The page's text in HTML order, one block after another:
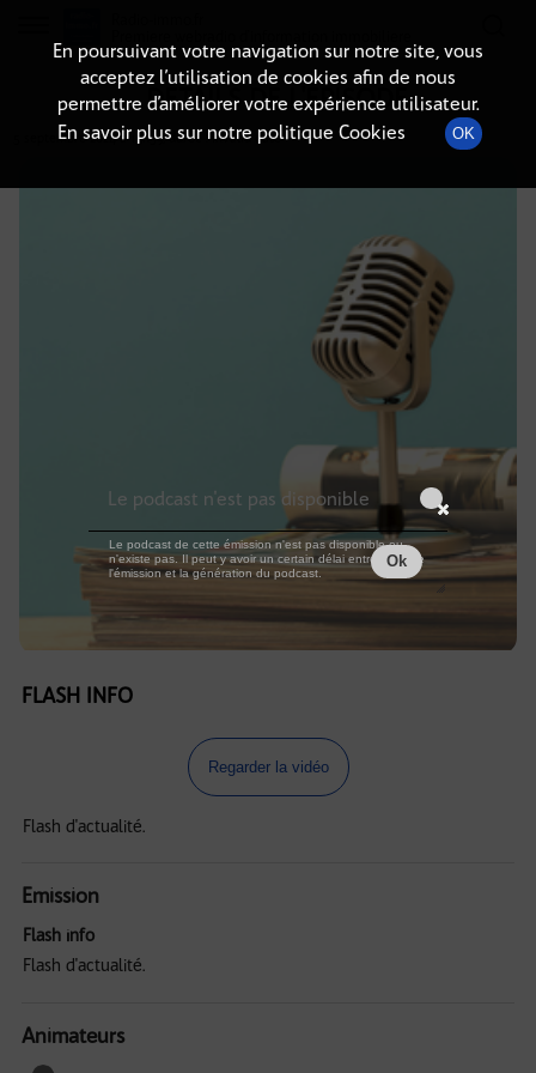
DÉTAILS DE L'ÉPISODE
5 septembre 2024à 15h59, durée : Invalid date
FLASH INFO
Regarder la vidéo
Flash d'actualité.
Emission
Flash info
Flash d'actualité.
Animateurs
En poursuivant votre navigation sur notre site, vous
acceptez l’utilisation de cookies afin de nous
permettre d’améliorer votre expérience utilisateur.
En savoir plus sur notre politique Cookies
OK
Le podcast n'est pas disponible
Le podcast de cette émission n'est pas disponible ou
n'existe pas. Il peut y avoir un certain délai entre la fin de
l'émission et la génération du podcast.
Ok